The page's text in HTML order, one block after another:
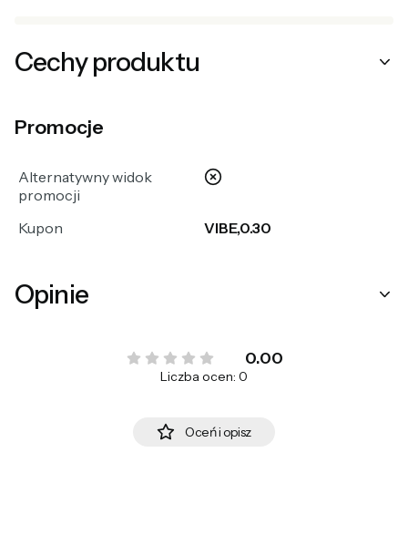
Cechy produktu
Promocje
Alternatywny widok
promocji
nie
Kupon VIBE,0.30
Opinie
0.00
Liczba ocen: 0
Oceń i opisz